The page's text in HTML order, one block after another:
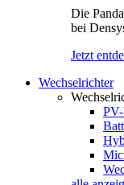
Die
bei
Jetzt
Wechselrichter